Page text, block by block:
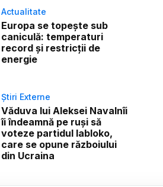
Actualitate
Europa se topește sub
caniculă: temperaturi
record și restricții de
energie
Știri Externe
Văduva lui Aleksei Navalnîi
îi îndeamnă pe ruși să
voteze partidul Iabloko,
care se opune războiului
din Ucraina